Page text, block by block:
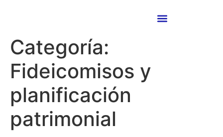
Categoría:
Fideicomisos y
planificación
patrimonial